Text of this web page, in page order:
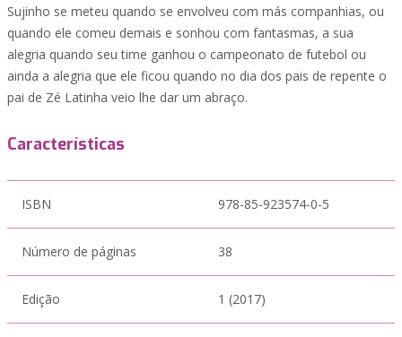
Sujinho se meteu quando se envolveu com más companhias, ou
quando ele comeu demais e sonhou com fantasmas, a sua
alegria quando seu time ganhou o campeonato de futebol ou
ainda a alegria que ele ficou quando no dia dos pais de repente o
pai de Zé Latinha veio lhe dar um abraço.
Características
ISBN 978-85-923574-0-5
Número de páginas 38
Edição 1 (2017)